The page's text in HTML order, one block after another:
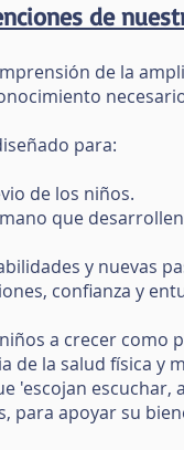
de
de la
para:
de los niños.
que
y nuevas
confianza y
a crecer como
de la salud física y
'escojan
para apoyar su